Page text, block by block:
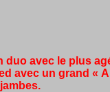
duo avec le plus
avec un grand «